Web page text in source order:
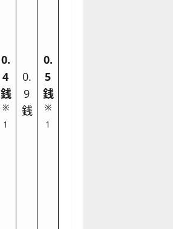
0.
4
銭
※
1
0.
9
銭
0.
5
銭
※
1